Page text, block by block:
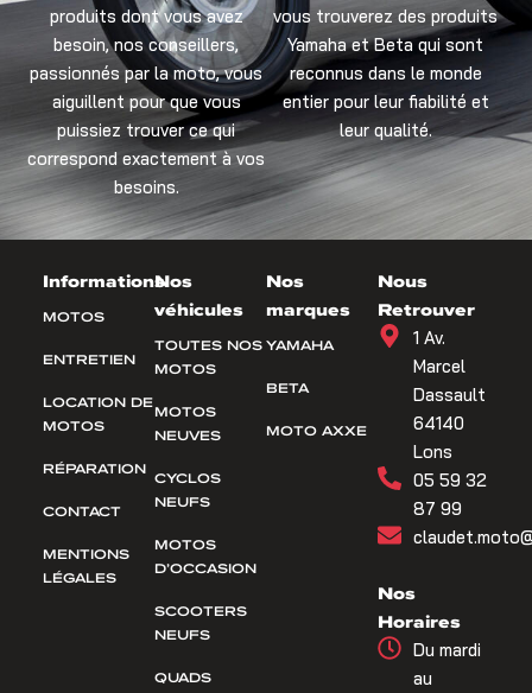
produits dont vous avez
besoin, nos conseillers,
passionnés par la moto, vous
aiguillent pour que vous
puissiez trouver ce qui
correspond exactement à vos
besoins.
vous trouverez des produits
Yamaha et Beta qui sont
reconnus dans le monde
entier pour leur fiabilité et
leur qualité.
Informations
MOTOS
ENTRETIEN
LOCATION DE
MOTOS
RÉPARATION
CONTACT
MENTIONS
LÉGALES
Nos
véhicules
TOUTES NOS
MOTOS
MOTOS
NEUVES
CYCLOS
NEUFS
MOTOS
D’OCCASION
SCOOTERS
NEUFS
QUADS
Nos
marques
YAMAHA
BETA
MOTO AXXE
Nous
Retrouver
1 Av.
Marcel
Dassault
64140
Lons
05 59 32
87 99
Nos
Horaires
Du mardi
au